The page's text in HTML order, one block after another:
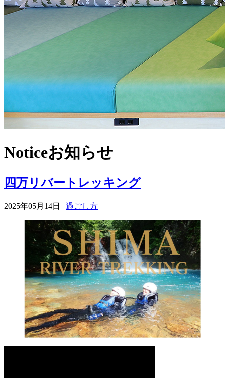
Noticeお知らせ
四万リバートレッキング
2025年05月14日 | 過ごし方